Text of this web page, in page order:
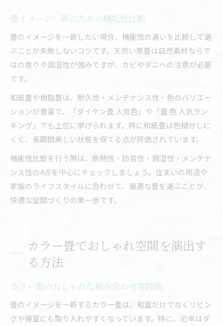
畳イメージ一新のための機能性比較
畳のイメージを一新したい場合、機能性の違いを比較して選
ぶことが失敗しないコツです。天然い草畳は自然素材ならで
はの香りや調湿性が強みですが、カビやダニへの注意が必要
です。
和紙畳や樹脂畳は、耐久性・メンテナンス性・色のバリエー
ションが豊富で、「ダイケン畳 人気色」や「畳 色 人気ラン
キング」でも上位に挙げられます。特に和紙畳は色褪せしに
くく、長期間美しい状態を保てる点が評価されています。
機能性比較を行う際は、断熱性・防音性・調湿性・メンテナ
ンス性の4点を中心にチェックしましょう。住まいの用途や
家族のライフスタイルに合わせて、最適な畳を選ぶことが、
快適な空間づくりの第一歩です。
カラー畳でおしゃれ空間を演出す
る方法
カラー畳のおしゃれな組み合わせ実践術
畳のイメージを一新するカラー畳は、和室だけでなくリビン
グや寝室にも取り入れやすくなっています。特に、近年はダ